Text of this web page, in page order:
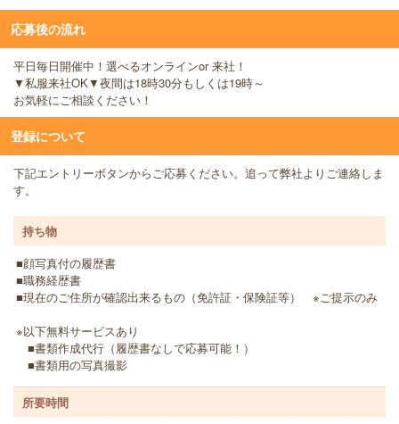
応募後の流れ
平日毎日開催中！選べるオンラインor 来社！
▼私服来社OK▼夜間は18時30分もしくは19時～
お気軽にご相談ください！
登録について
下記エントリーボタンからご応募ください。追って弊社よりご連絡しま
す。
持ち物
■顔写真付の履歴書
■職務経歴書
■現在のご住所が確認出来るもの（免許証・保険証等） ※ご提示のみ
※以下無料サービスあり
■書類作成代行（履歴書なしで応募可能！）
■書類用の写真撮影
所要時間